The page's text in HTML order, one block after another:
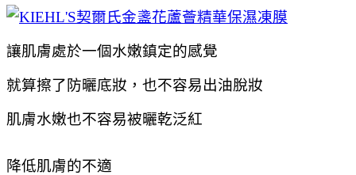
讓肌膚處於一個水嫩鎮定的感覺
就算擦了防曬底妝，也不容易出油脫妝
肌膚水嫩也不容易被曬乾泛紅
降低肌膚的不適